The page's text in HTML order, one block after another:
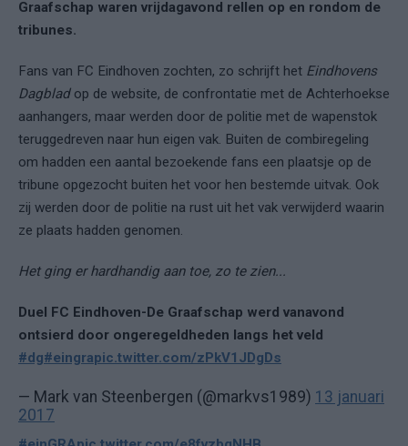
Graafschap waren vrijdagavond rellen op en rondom de
tribunes.
Fans van FC Eindhoven zochten, zo schrijft het Eindhovens
Dagblad op de website, de confrontatie met de Achterhoekse
aanhangers, maar werden door de politie met de wapenstok
teruggedreven naar hun eigen vak. Buiten de combiregeling
om hadden een aantal bezoekende fans een plaatsje op de
tribune opgezocht buiten het voor hen bestemde uitvak. Ook
zij werden door de politie na rust uit het vak verwijderd waarin
ze plaats hadden genomen.
Het ging er hardhandig aan toe, zo te zien...
Duel FC Eindhoven-De Graafschap werd vanavond
ontsierd door ongeregeldheden langs het veld
#dg#eingrapic.twitter.com/zPkV1JDgDs
— Mark van Steenbergen (@markvs1989) 13 januari
2017